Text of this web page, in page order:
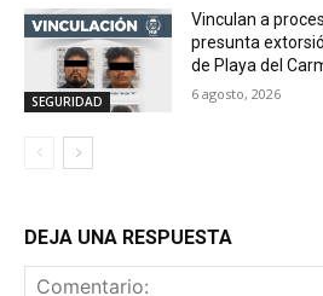
SEGURIDAD
Vinculan a
presunta
de Playa del
6 agosto, 2026
DEJA UNA RESPUESTA